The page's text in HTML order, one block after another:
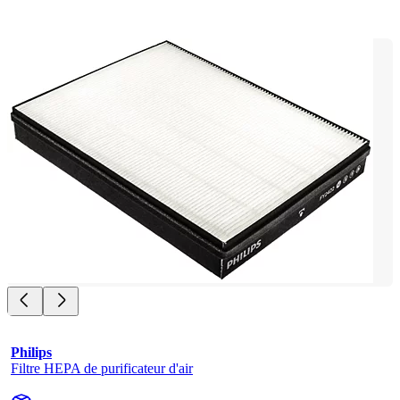
Philips
Filtre HEPA de purificateur d'air